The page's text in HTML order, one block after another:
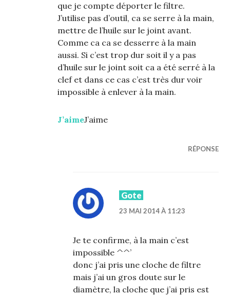
que je compte déporter le filtre.
J’utilise pas d’outil, ca se serre à la main,
mettre de l’huile sur le joint avant.
Comme ca ca se desserre à la main
aussi. Si c’est trop dur soit il y a pas
d’huile sur le joint soit ca a été serré à la
clef et dans ce cas c’est très dur voir
impossible à enlever à la main.
J’aimeJ’aime
RÉPONSE
Gote
23 MAI 2014 À 11:23
Je te confirme, à la main c’est
impossible ^^’
donc j’ai pris une cloche de filtre
mais j’ai un gros doute sur le
diamètre, la cloche que j’ai pris est